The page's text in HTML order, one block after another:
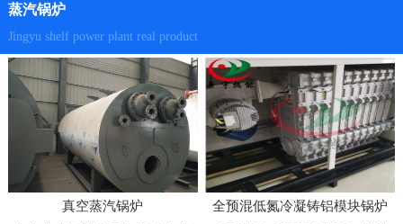
蒸汽锅炉
Jingyu shelf power plant real product
真空蒸汽锅炉
全预混低氮冷凝铸铝模块锅炉